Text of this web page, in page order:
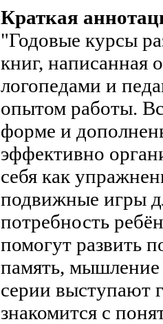
Краткая
"Годовые курсы
книг, написанная
логопедами и
опытом работы.
форме и
эффективно
себя как
подвижные игры
потребность
помогут развить
память, мышление
серии выступают
знакомится с